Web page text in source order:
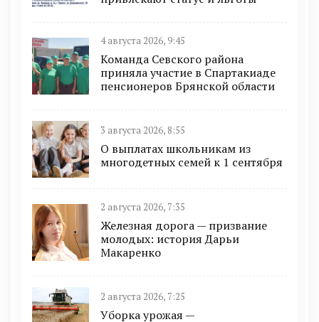
4 августа 2026, 9:45
Команда Севского района
приняла участие в Спартакиаде
пенсионеров Брянской области
3 августа 2026, 8:55
О выплатах школьникам из
многодетных семей к 1 сентября
2 августа 2026, 7:35
Железная дорога — призвание
молодых: история Дарьи
Макаренко
2 августа 2026, 7:25
Уборка урожая —